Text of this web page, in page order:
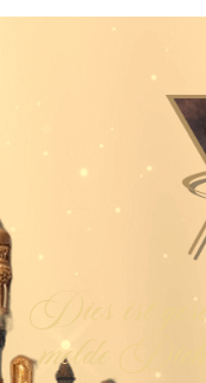
Dies ist
melde Dich